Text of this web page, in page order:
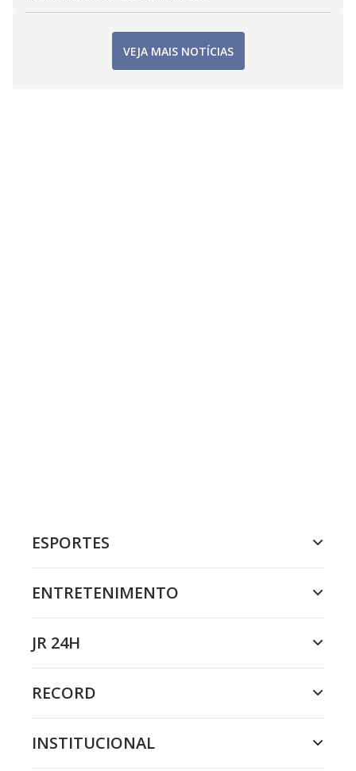
VEJA MAIS NOTÍCIAS
ESPORTES
ENTRETENIMENTO
JR 24H
RECORD
INSTITUCIONAL